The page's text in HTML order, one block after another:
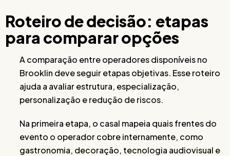
Roteiro de decisão: etapas
para comparar opções
A comparação entre operadores disponíveis no
Brooklin deve seguir etapas objetivas. Esse roteiro
ajuda a avaliar estrutura, especialização,
personalização e redução de riscos.
Na primeira etapa, o casal mapeia quais frentes do
evento o operador cobre internamente, como
gastronomia, decoração, tecnologia audiovisual e